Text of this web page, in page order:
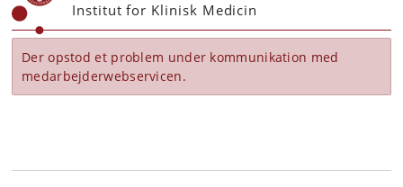
Institut for Klinisk Medicin
Der opstod et problem under kommunikation med
medarbejderwebservicen.